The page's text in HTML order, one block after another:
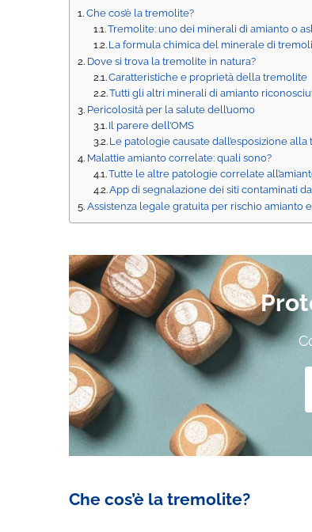
Che cos’è la tremolite?
Tremolite: uno dei minerali di amianto o
La formula chimica del minerale di
Dove si trova la tremolite in natura?
Caratteristiche e proprietà della tremolite
Tutti gli altri minerali di amianto
Pericolosità per la salute dell’uomo
Il parere dell’OMS
Le patologie causate dall’esposizione
Malattie amianto correlate: quali sono?
Tutte le altre patologie correlate
App di segnalazione dei siti contaminati
Assistenza legale gratuita per rischio amianto
Che cos’è la tremolite?